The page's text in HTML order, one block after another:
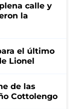
calle y
la
el último
Lionel
de las
Cottolengo